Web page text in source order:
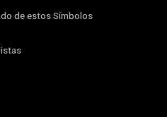
de estos Símbolos